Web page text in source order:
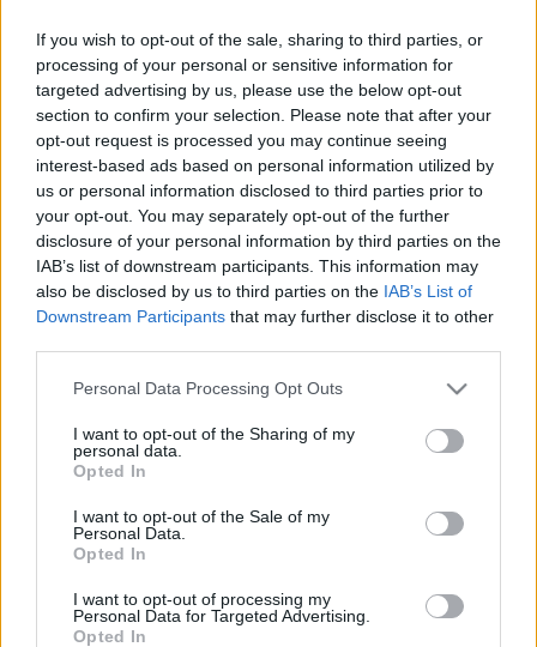
If you wish to opt-out of the sale, sharing to third parties, or
processing of your personal or sensitive information for
targeted advertising by us, please use the below opt-out
section to confirm your selection. Please note that after your
opt-out request is processed you may continue seeing
interest-based ads based on personal information utilized by
us or personal information disclosed to third parties prior to
your opt-out. You may separately opt-out of the further
disclosure of your personal information by third parties on the
IAB’s list of downstream participants. This information may
also be disclosed by us to third parties on the IAB’s List of
Downstream Participants that may further disclose it to other
Please note that this website/app uses one or more Google
not limited to your visit or usage behaviour. You may click to
grant or deny consent to Google and its third-party tags to
use your data for below specified purposes in below Google
consent section.
Personal Data Processing Opt Outs
I want to opt-out of the Sharing of my
personal data.
Opted In
I want to opt-out of the Sale of my
Personal Data.
Opted In
I want to opt-out of processing my
Personal Data for Targeted Advertising.
Opted In
járnak majd el az ilyen dalokkal kapcsolatban. Cél, hogy a
rendszer átlátható legyen, bár az MI fontos eszköz a tech
és a kreatív szektor számára, a jogilag biztonságos közeg
az elsődleges.
Már 2021 óta zajlik vita a mesterséges intelligencia jogi
szabályozásáról (erről korábbanittírtunk), a zeneiparban
pedig különösen fontos, hogy világos legyen, melyik dal
emberi szerzemény, és melyikhez vették igénybe az MI-t. A
tudja különböztetni a zenehallgató, de azt, amelyben ember
és MI is részt vett, már nehezebben ismerjük fel.
Bizottság és az Európai Parlament megállapodtak az
alapelvekben, amelyeket egy rendelettervezet követ majd a
jövő év elején.